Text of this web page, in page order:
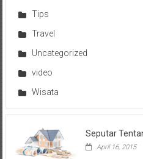
Tips
Travel
Uncategorized
video
Wisata
Seputar
April 16, 2015